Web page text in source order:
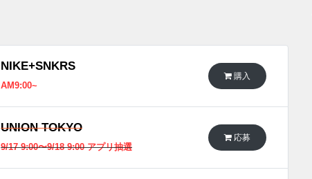
NIKE+SNKRS
AM9:00~
購入
UNION TOKYO
9/17 9:00〜9/18 9:00 アプリ抽選
応募